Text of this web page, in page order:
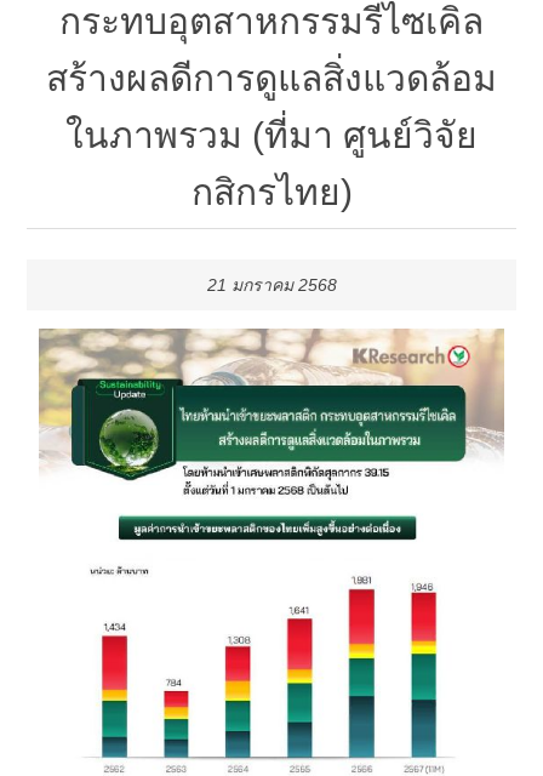
กระทบอุตสาหกรรมรีไซเคิล
สร้างผลดีการดูแลสิ่งแวดล้อม
ในภาพรวม (ที่มา ศูนย์วิจัย
กสิกรไทย)
21 มกราคม 2568